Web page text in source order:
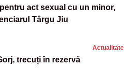
act sexual cu un minor,
Târgu Jiu
Actualitate
trecuți în rezervă